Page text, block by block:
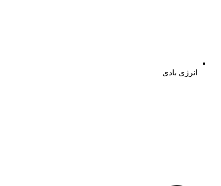
انرژی بادی